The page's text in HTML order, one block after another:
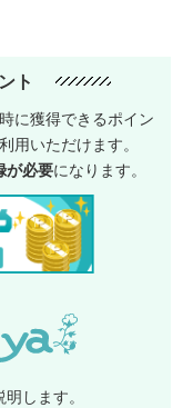
ト
に獲得できるポイン
用いただけます。
が必要になります。
します。